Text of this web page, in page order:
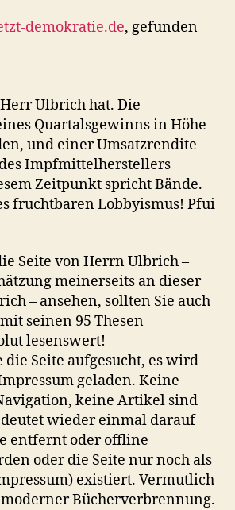
demokratie.de, gefunden
Ulbrich hat. Die
Quartalsgewinns in Höhe
und einer Umsatzrendite
Impfmittelherstellers
Zeitpunkt spricht Bände.
fruchtbaren Lobbyismus! Pfui
Seite von Herrn Ulbrich –
meinerseits an dieser
– ansehen, sollten Sie auch
seinen 95 Thesen
lesenswert!
die Seite aufgesucht, es wird
geladen. Keine
keine Artikel sind
wieder einmal darauf
entfernt oder offline
oder die Seite nur noch als
existiert. Vermutlich
Bücherverbrennung.